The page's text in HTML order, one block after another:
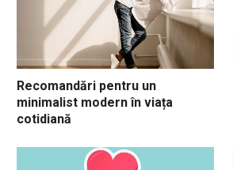
Recomandări pentru un
minimalist modern în viața
cotidiană